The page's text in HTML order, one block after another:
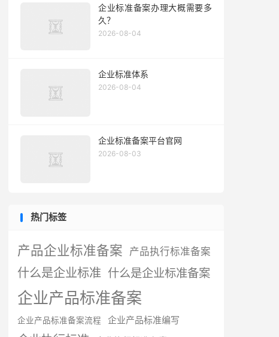
企业标准备案办理大概需要多
久？
2026-08-04
企业标准体系
2026-08-04
企业标准备案平台官网
2026-08-03
热门标签
产品企业标准备案 产品执行标准备案
什么是企业标准 什么是企业标准备案
企业产品标准备案
企业产品标准备案流程 企业产品标准编写